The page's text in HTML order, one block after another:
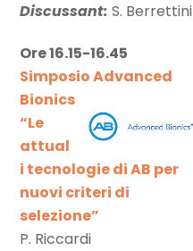
Discussant: S. Berrettini
Ore 16.15-16.45
Simposio Advanced
Bionics
“Le
attual
i tecnologie di AB per
nuovi criteri di
selezione”
P. Riccardi